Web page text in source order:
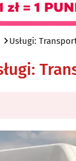
Usługi: